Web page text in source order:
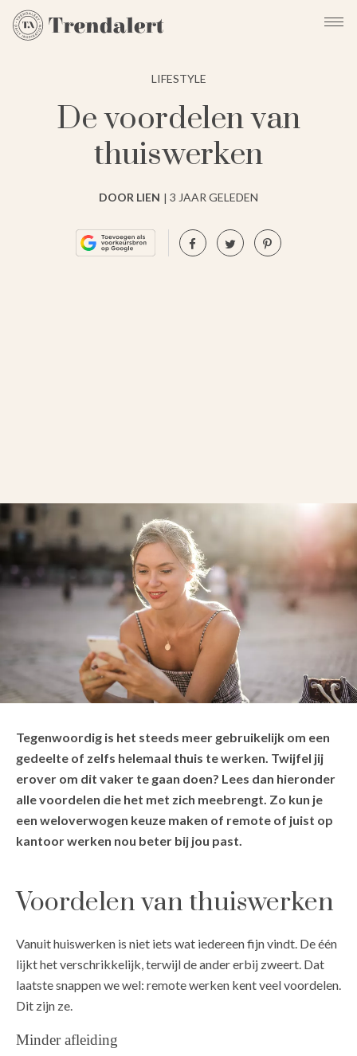
LIFESTYLE
De voordelen van
thuiswerken
DOOR LIEN 3 JAAR GELEDEN
Tegenwoordig is het steeds meer gebruikelijk om een
gedeelte of zelfs helemaal thuis te werken. Twijfel jij
erover om dit vaker te gaan doen? Lees dan hieronder
alle voordelen die het met zich meebrengt. Zo kun je
een weloverwogen keuze maken of remote of juist op
kantoor werken nou beter bij jou past.
Voordelen van thuiswerken
Vanuit huiswerken is niet iets wat iedereen fijn vindt. De één
lijkt het verschrikkelijk, terwijl de ander erbij zweert. Dat
laatste snappen we wel: remote werken kent veel voordelen.
Dit zijn ze.
Minder afleiding